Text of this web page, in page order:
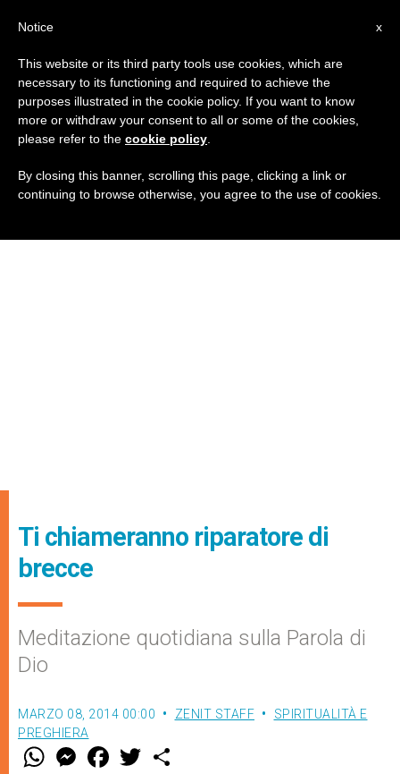
Ti chiameranno riparatore di
brecce
Meditazione quotidiana sulla Parola di
Dio
MARZO 08, 2014 00:00 ZENIT STAFF
SPIRITUALITÀ E
PREGHIERA
W M
e
F
a w
x
Notice
This website or its third party tools use cookies, which are
necessary to its functioning and required to achieve the
purposes illustrated in the cookie policy. If you want to know
more or withdraw your consent to all or some of the cookies,
please refer to the cookie policy
By closing this banner, scrolling this page, clicking a link or
continuing to browse otherwise, you agree to the use of cookies.